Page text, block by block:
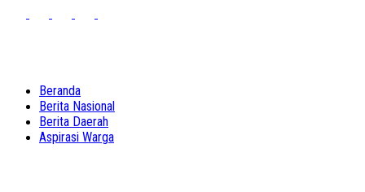
Beranda
Berita Nasional
Berita Daerah
Aspirasi Warga